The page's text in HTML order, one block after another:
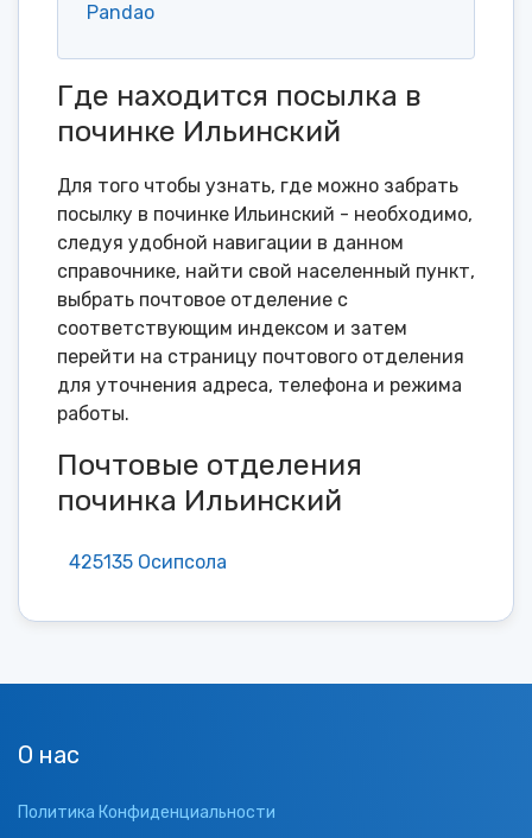
Pandao
Где находится посылка в
починке Ильинский
Для того чтобы узнать, где можно забрать
посылку в починке Ильинский - необходимо,
следуя удобной навигации в данном
справочнике, найти свой населенный пункт,
выбрать почтовое отделение с
соответствующим индексом и затем
перейти на страницу почтового отделения
для уточнения адреса, телефона и режима
работы.
Почтовые отделения
починка Ильинский
425135 Осипсола
О нас
Политика Конфиденциальности